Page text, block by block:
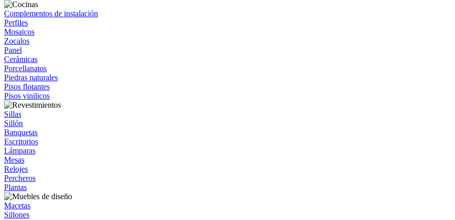
Complementos de instalación
Perfiles
Mosaicos
Zocalos
Panel
Cerámicas
Porcellanatos
Piedras naturales
Pisos flotantes
Pisos vinilicos
Sillas
Sillón
Banquetas
Escritorios
Lámparas
Mesas
Relojes
Percheros
Plantas
Macetas
Sillones